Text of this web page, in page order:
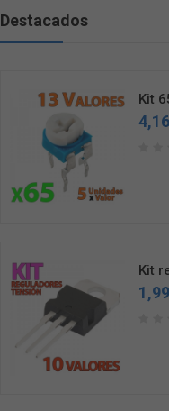
Destacados
Kit
Kit